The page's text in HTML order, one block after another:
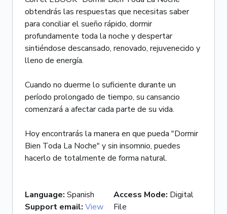
obtendrás las respuestas que necesitas saber
para conciliar el sueño rápido, dormir
profundamente toda la noche y despertar
sintiéndose descansado, renovado, rejuvenecido y
lleno de energía.
Cuando no duerme lo suficiente durante un
período prolongado de tiempo, su cansancio
comenzará a afectar cada parte de su vida.
Hoy encontrarás la manera en que pueda "Dormir
Bien Toda La Noche" y sin insomnio, puedes
Language: Spanish
Support email: View
Access Mode: Digital
File